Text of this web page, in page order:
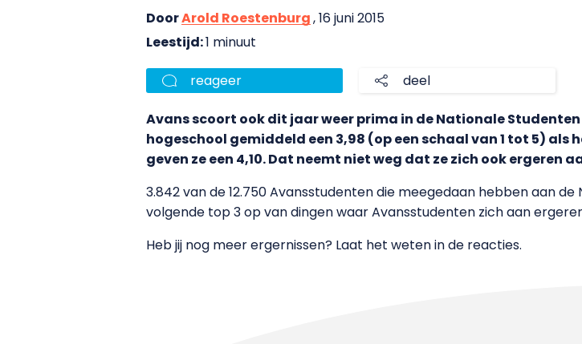
DoorArold Roestenburg, 16 juni 2015
Leestijd:1 minuut
reageer deel
Avans scoort ook dit jaar weer prima in de Nationale
hogeschool gemiddeld een 3,98 (op een schaal van 1 tot 5)
geven ze een 4,10. Dat neemt niet weg dat ze zich ook ergeren
3.842 van de 12.750 Avansstudenten die meegedaan hebben aan
volgende top 3 op van dingen waar Avansstudenten zich aan
Heb jij nog meer ergernissen? Laat het weten in de reacties.